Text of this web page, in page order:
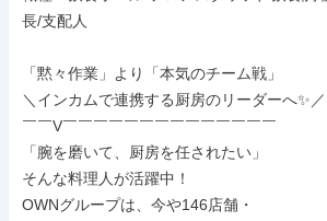
長/支配人
「黙々作業」より「本気のチーム戦」
＼インカムで連携する厨房のリーダーへ✨／
￣￣V￣￣￣￣￣￣￣￣￣￣￣￣￣￣
「腕を磨いて、厨房を任されたい」
そんな料理人が活躍中！
OWNグループは、今や146店舗・